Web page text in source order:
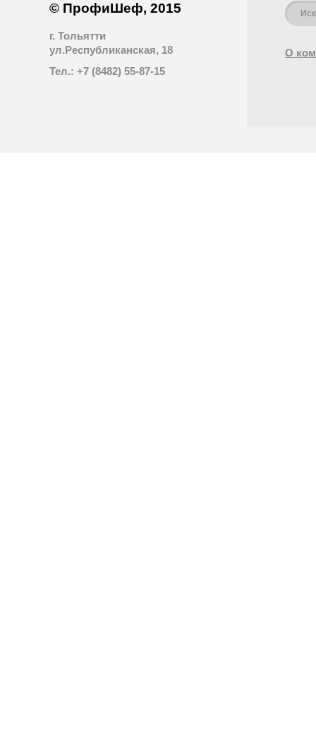
© ПрофиШеф, 2015
г. Тольятти
ул.Республиканская, 18
Тел.: +7 (8482) 55-87-15
О